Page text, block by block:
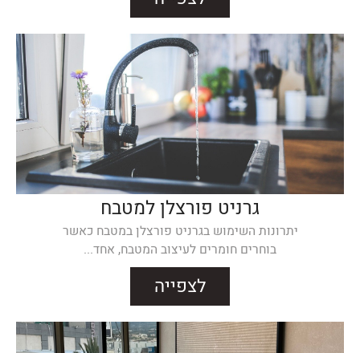
גרניט פורצלן למטבח
יתרונות השימוש בגרניט פורצלן במטבח כאשר
בוחרים חומרים לעיצוב המטבח, אחד...
לצפייה